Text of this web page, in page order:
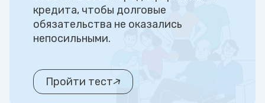
кредита, чтобы долговые
обязательства не оказались
непосильными.
Пройти тест